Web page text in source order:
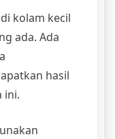
kolam kecil
ada. Ada
hasil
ini.